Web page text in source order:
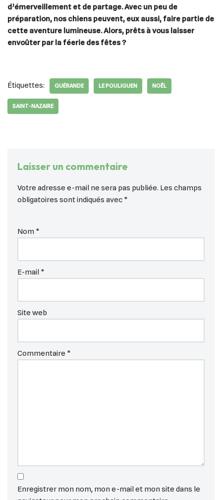
d’émerveillement et de partage. Avec un peu de
préparation, nos chiens peuvent, eux aussi, faire partie de
cette aventure lumineuse. Alors, prêts à vous laisser
envoûter par la féerie des fêtes ?
Étiquettes: GUÉRANDE LE POULIGUEN NOËL
SAINT-NAZAIRE
Laisser un commentaire
Votre adresse e-mail ne sera pas publiée. Les champs
obligatoires sont indiqués avec *
Nom *
E-mail *
Site web
Commentaire *
Enregistrer mon nom, mon e-mail et mon site dans le